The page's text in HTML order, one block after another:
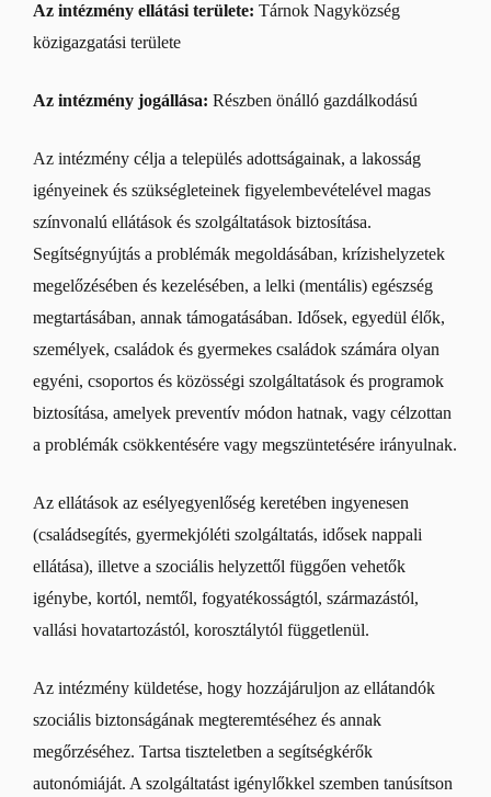
Az intézmény ellátási területe: Tárnok Nagyközség
közigazgatási területe
Az intézmény jogállása: Részben önálló gazdálkodású
Az intézmény célja a település adottságainak, a lakosság
igényeinek és szükségleteinek figyelembevételével magas
színvonalú ellátások és szolgáltatások biztosítása.
Segítségnyújtás a problémák megoldásában, krízishelyzetek
megelőzésében és kezelésében, a lelki (mentális) egészség
megtartásában, annak támogatásában. Idősek, egyedül élők,
személyek, családok és gyermekes családok számára olyan
egyéni, csoportos és közösségi szolgáltatások és programok
biztosítása, amelyek preventív módon hatnak, vagy célzottan
a problémák csökkentésére vagy megszüntetésére irányulnak.
Az ellátások az esélyegyenlőség keretében ingyenesen
(családsegítés, gyermekjóléti szolgáltatás, idősek nappali
ellátása), illetve a szociális helyzettől függően vehetők
igénybe, kortól, nemtől, fogyatékosságtól, származástól,
vallási hovatartozástól, korosztálytól függetlenül.
Az intézmény küldetése, hogy hozzájáruljon az ellátandók
szociális biztonságának megteremtéséhez és annak
megőrzéséhez. Tartsa tiszteletben a segítségkérők
autonómiáját. A szolgáltatást igénylőkkel szemben tanúsítson